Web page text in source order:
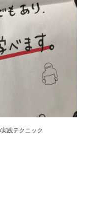
践テクニック